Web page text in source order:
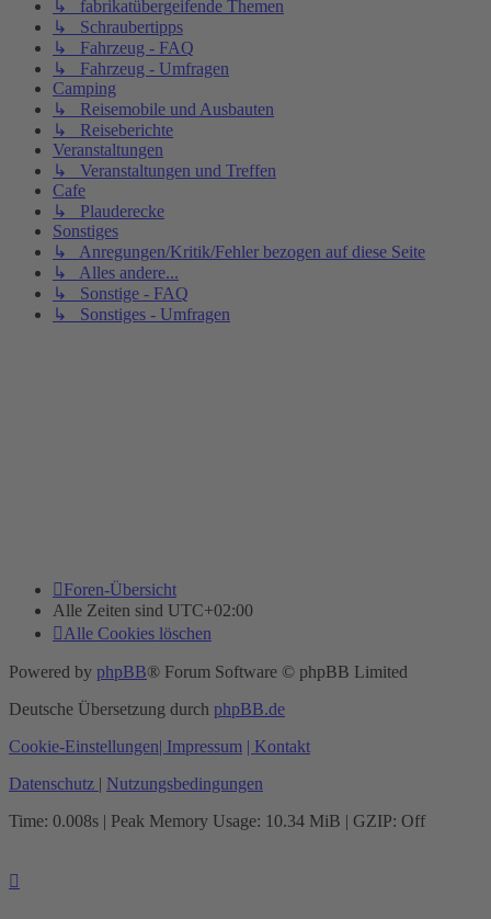
↳ fabrikatübergeifende Themen
↳ Schraubertipps
↳ Fahrzeug - FAQ
↳ Fahrzeug - Umfragen
Camping
↳ Reisemobile und Ausbauten
↳ Reiseberichte
Veranstaltungen
↳ Veranstaltungen und Treffen
Cafe
↳ Plauderecke
Sonstiges
↳ Anregungen/Kritik/Fehler bezogen auf diese Seite
↳ Alles andere...
↳ Sonstige - FAQ
↳ Sonstiges - Umfragen
Foren-Übersicht
Alle Zeiten sind UTC+02:00
Alle Cookies löschen
Powered by phpBB® Forum Software © phpBB Limited
Deutsche Übersetzung durch phpBB.de
Cookie-Einstellungen| Impressum | Kontakt
Datenschutz | Nutzungsbedingungen
Time: 0.008s | Peak Memory Usage: 10.34 MiB | GZIP: Off